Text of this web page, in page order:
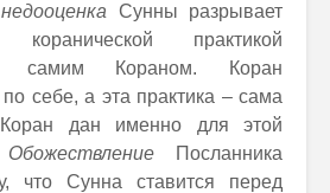
недооценка Сунны разрывает
практикой
самим Кораном. Коран
себе, а эта практика – сама
дан именно для этой
Обожествление Посланника
что Сунна ставится перед